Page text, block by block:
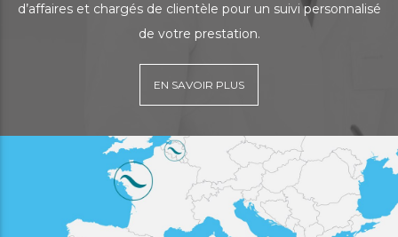
d’affaires et chargés de clientèle pour un suivi personnalisé
de votre prestation.
EN SAVOIR PLUS